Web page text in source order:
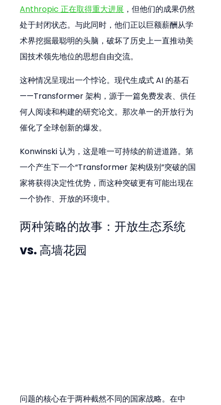
Anthropic 正在取得重大进展 ，但他们的成果仍然
处于封闭状态。与此同时，他们正以巨额薪酬从学
术界挖掘最聪明的头脑，破坏了历史上一直推动美
国技术领先地位的思想自由交流。
这种情况呈现出一个悖论。现代生成式 AI 的基石
——Transformer 架构，源于一篇免费发表、供任
何人阅读和构建的研究论文。那次单一的开放行为
催化了全球创新的爆发。
Konwinski 认为，这是唯一可持续的前进道路。第
一个产生下一个“Transformer 架构级别”突破的国
家将获得决定性优势，而这种突破更有可能出现在
一个协作、开放的环境中。
两种策略的故事：开放生态系统
vs. 高墙花园
问题的核心在于两种截然不同的国家战略。在中